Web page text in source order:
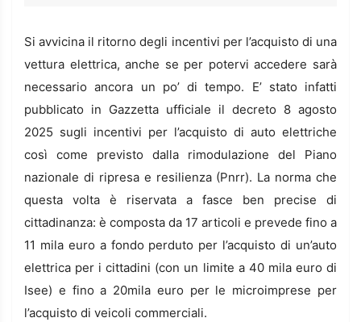
Si avvicina il ritorno degli incentivi per l’acquisto di una
vettura elettrica, anche se per potervi accedere sarà
necessario ancora un po’ di tempo. E’ stato infatti
pubblicato in Gazzetta ufficiale il decreto 8 agosto
2025 sugli incentivi per l’acquisto di auto elettriche
così come previsto dalla rimodulazione del Piano
nazionale di ripresa e resilienza (Pnrr). La norma che
questa volta è riservata a fasce ben precise di
cittadinanza: è composta da 17 articoli e prevede fino a
11 mila euro a fondo perduto per l’acquisto di un’auto
elettrica per i cittadini (con un limite a 40 mila euro di
Isee) e fino a 20mila euro per le microimprese per
l’acquisto di veicoli commerciali.